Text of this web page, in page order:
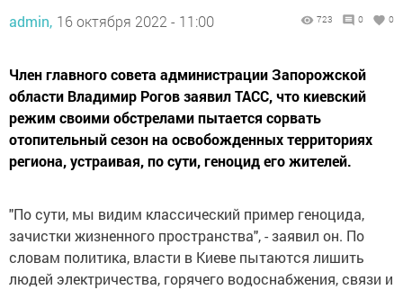
admin, 16 октября 2022 - 11:00 723 0 0
Член главного совета администрации Запорожской
области Владимир Рогов заявил ТАСС, что киевский
режим своими обстрелами пытается сорвать
отопительный сезон на освобожденных территориях
региона, устраивая, по сути, геноцид его жителей.
"По сути, мы видим классический пример геноцида,
зачистки жизненного пространства", - заявил он. По
словам политика, власти в Киеве пытаются лишить
людей электричества, горячего водоснабжения, связи и